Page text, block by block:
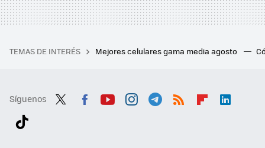
TEMAS DE INTERÉS Mejores celulares gama media agosto
Síguenos